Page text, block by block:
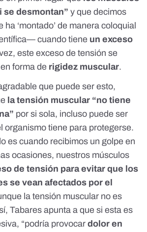
se desmontan” y que decimos
‘montado’ de manera coloquial
cuando tiene un exceso
este exceso de tensión se
forma de rigidez muscular.
que puede ser esto,
la tensión muscular “no tiene
por si sola, incluso puede ser
organismo tiene para protegerse.
es cuando recibimos un golpe en
ocasiones, nuestros músculos
de tensión para evitar que los
se vean afectados por el
la tensión muscular no es
Tabares apunta a que si esta es
“podría provocar dolor en